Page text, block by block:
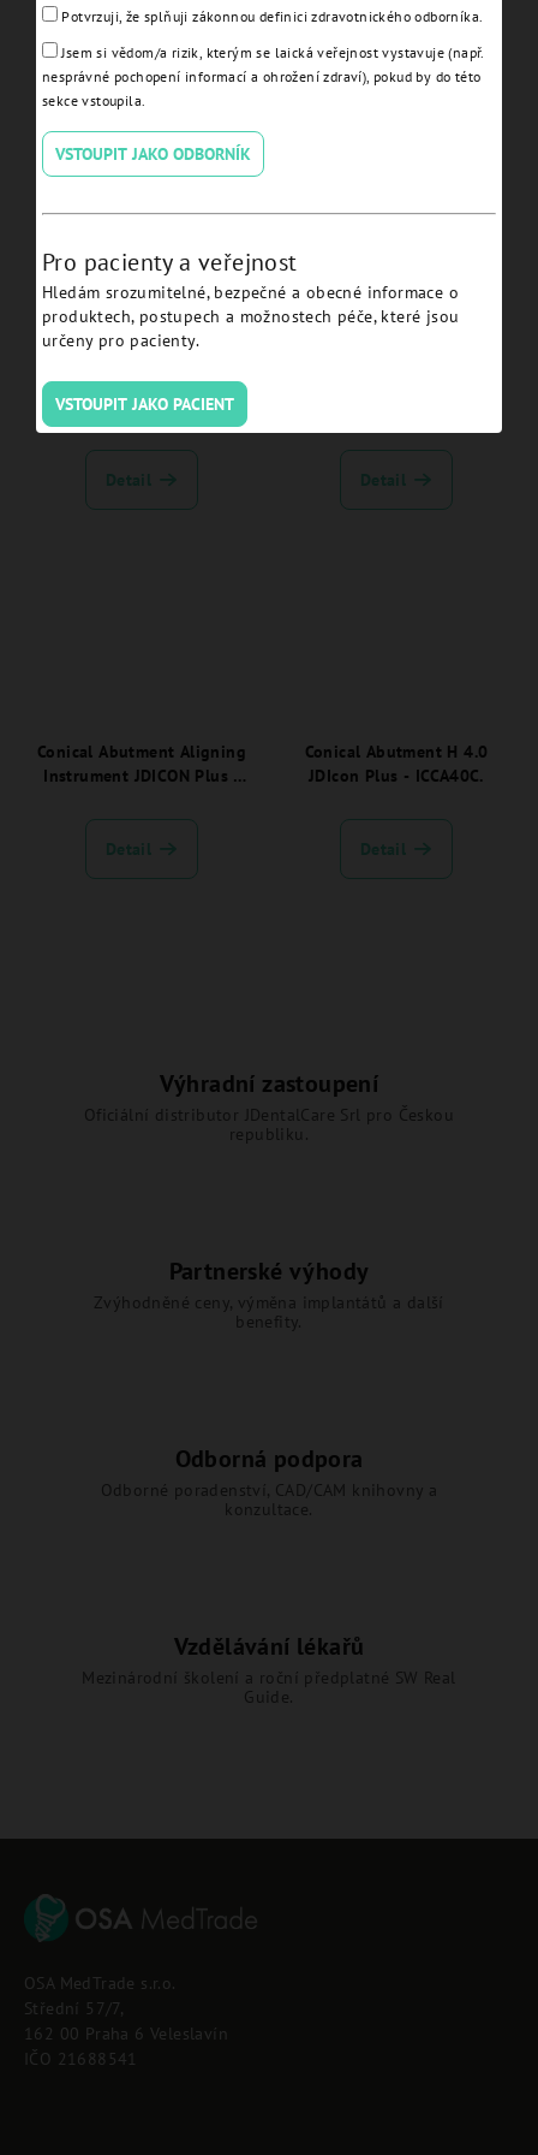
Conical Abutment
Engaging Open Tray hex
1,2 - EVCAICOTEC
Detail
17° Conical Abutment
Plus - ICCA1750NC.
Conical Abutment Healing
Cap H 6.0 hex 1,2 -
EVCAHCL
Detail
Smooth Welding hex 1,2 -
EVCATANEWSC
Detail
Conical Abutment Aligning
Instrument JDICON Plus -
Detail
Conical Abutment H 4.0
JDIcon Plus - ICCA40C.
Detail
Výhradní zastoupení
Oficiální distributor JDentalCare Srl pro Českou
republiku.
Partnerské výhody
Zvýhodněné ceny, výměna implantátů a další
benefity.
Odborná podpora
Odborné poradenství, CAD/CAM knihovny a
konzultace.
Vzdělávání lékařů
Mezinárodní školení a roční předplatné SW Real
Guide.
OSA MedTrade s.r.o.
Střední 57/7,
162 00 Praha 6 Veleslavín
IČO 21688541
Potvrzuji, že splňuji zákonnou definici zdravotnického odborníka.
Jsem si vědom/a rizik, kterým se laická veřejnost vystavuje (např.
nesprávné pochopení informací a ohrožení zdraví), pokud by do této
sekce vstoupila.
VSTOUPIT JAKO ODBORNÍK
Pro pacienty a veřejnost
Hledám srozumitelné, bezpečné a obecné informace o
produktech, postupech a možnostech péče, které jsou
určeny pro pacienty.
VSTOUPIT JAKO PACIENT